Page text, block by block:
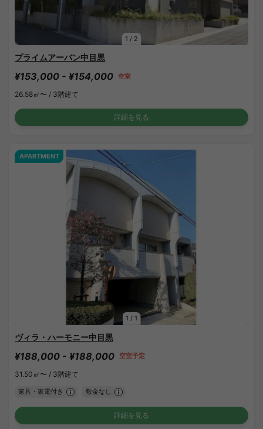
1 / 2
プライムアーバン中目黒
¥153,000 - ¥154,000 空室
26.58㎡〜 / 3階建て
詳細を見る
1 / 1
APARTMENT
ヴィラ・ハーモニー中目黒
¥188,000 - ¥188,000 空室予定
31.50㎡〜 / 3階建て
家具・家電付き 敷金なし
詳細を見る